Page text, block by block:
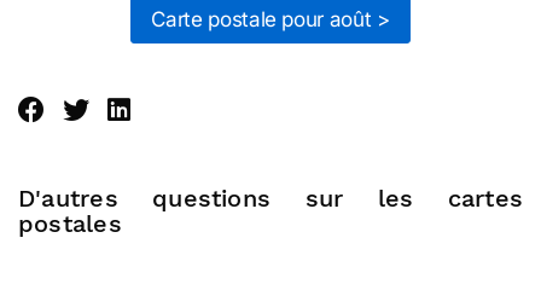
Carte postale pour août >
D'autres questions sur les cartes
postales